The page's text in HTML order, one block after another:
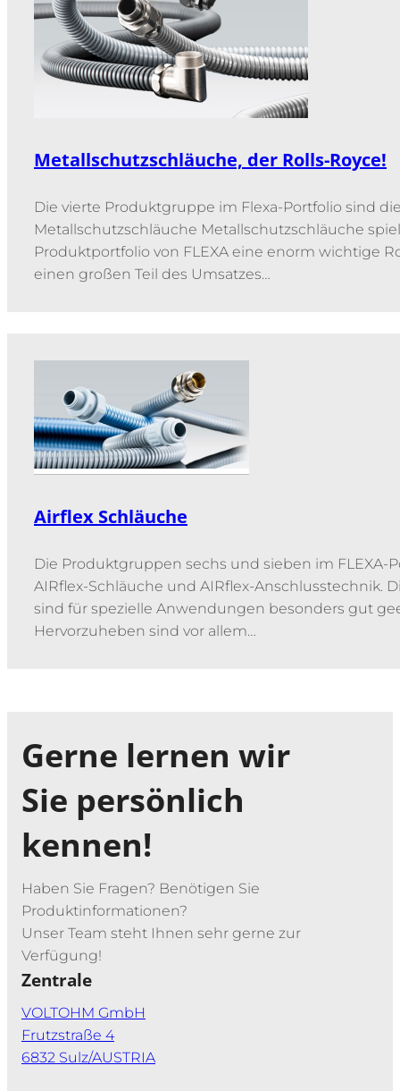
Metallschutzschläuche, der Rolls-Royce!
Die vierte Produktgruppe im Flexa-Portfolio sind
Metallschutzschläuche Metallschutzschläuche
Produktportfolio von FLEXA eine enorm wichtige
einen großen Teil des Umsatzes…
Airflex Schläuche
Die Produktgruppen sechs und sieben im FLEXA-
AIRflex-Schläuche und AIRflex-Anschlusstechnik.
sind für spezielle Anwendungen besonders gut
Hervorzuheben sind vor allem…
Gerne lernen wir
Sie persönlich
kennen!
Haben Sie Fragen? Benötigen Sie
Produktinformationen?
Unser Team steht Ihnen sehr gerne zur
Verfügung!
Zentrale
VOLTOHM GmbH
Frutzstraße 4
6832 Sulz/AUSTRIA